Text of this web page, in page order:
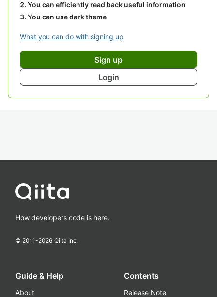
You can efficiently read back useful information
You can use dark theme
What you can do with signing up
Sign up
Login
How developers code is here.
© 2011-2026 Qiita Inc.
Guide & Help
About
Contents
Release Note